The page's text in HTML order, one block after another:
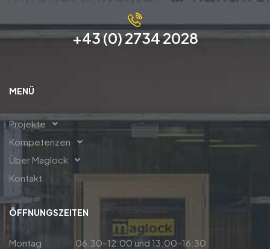
+43 (0) 2734 2028
MENÜ
Projekte
Kompetenzen
Über Maglock
Kontakt
ÖFFNUNGSZEITEN
Montag
06:30–12:00 und 13:00–16:30